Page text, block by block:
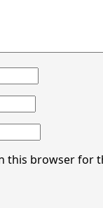
this browser for